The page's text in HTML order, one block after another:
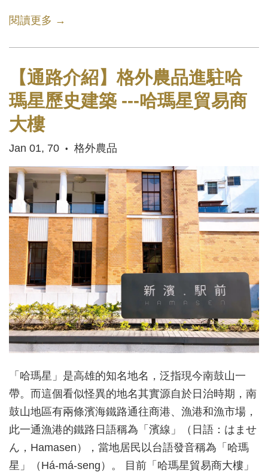
閱讀更多 →
【通路介紹】格外農品進駐哈
瑪星歷史建築 ---哈瑪星貿易商
大樓
Jan 01, 70 • 格外農品
「哈瑪星」是高雄的知名地名，泛指現今南鼓山一
帶。而這個看似怪異的地名其實源自於日治時期，南
鼓山地區有兩條濱海鐵路通往商港、漁港和漁市場，
此一通漁港的鐵路日語稱為「濱線」（日語：はませ
ん，Hamasen），當地居民以台語發音稱為「哈瑪
星」（Há-má-seng）。 目前「哈瑪星貿易商大樓」